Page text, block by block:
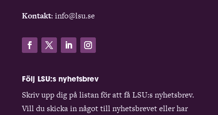
Kontakt: info@lsu.se
Följ LSU:s nyhetsbrev
Skriv upp dig på listan för att få LSU:s nyhetsbrev.
Vill du skicka in något till nyhetsbrevet eller har